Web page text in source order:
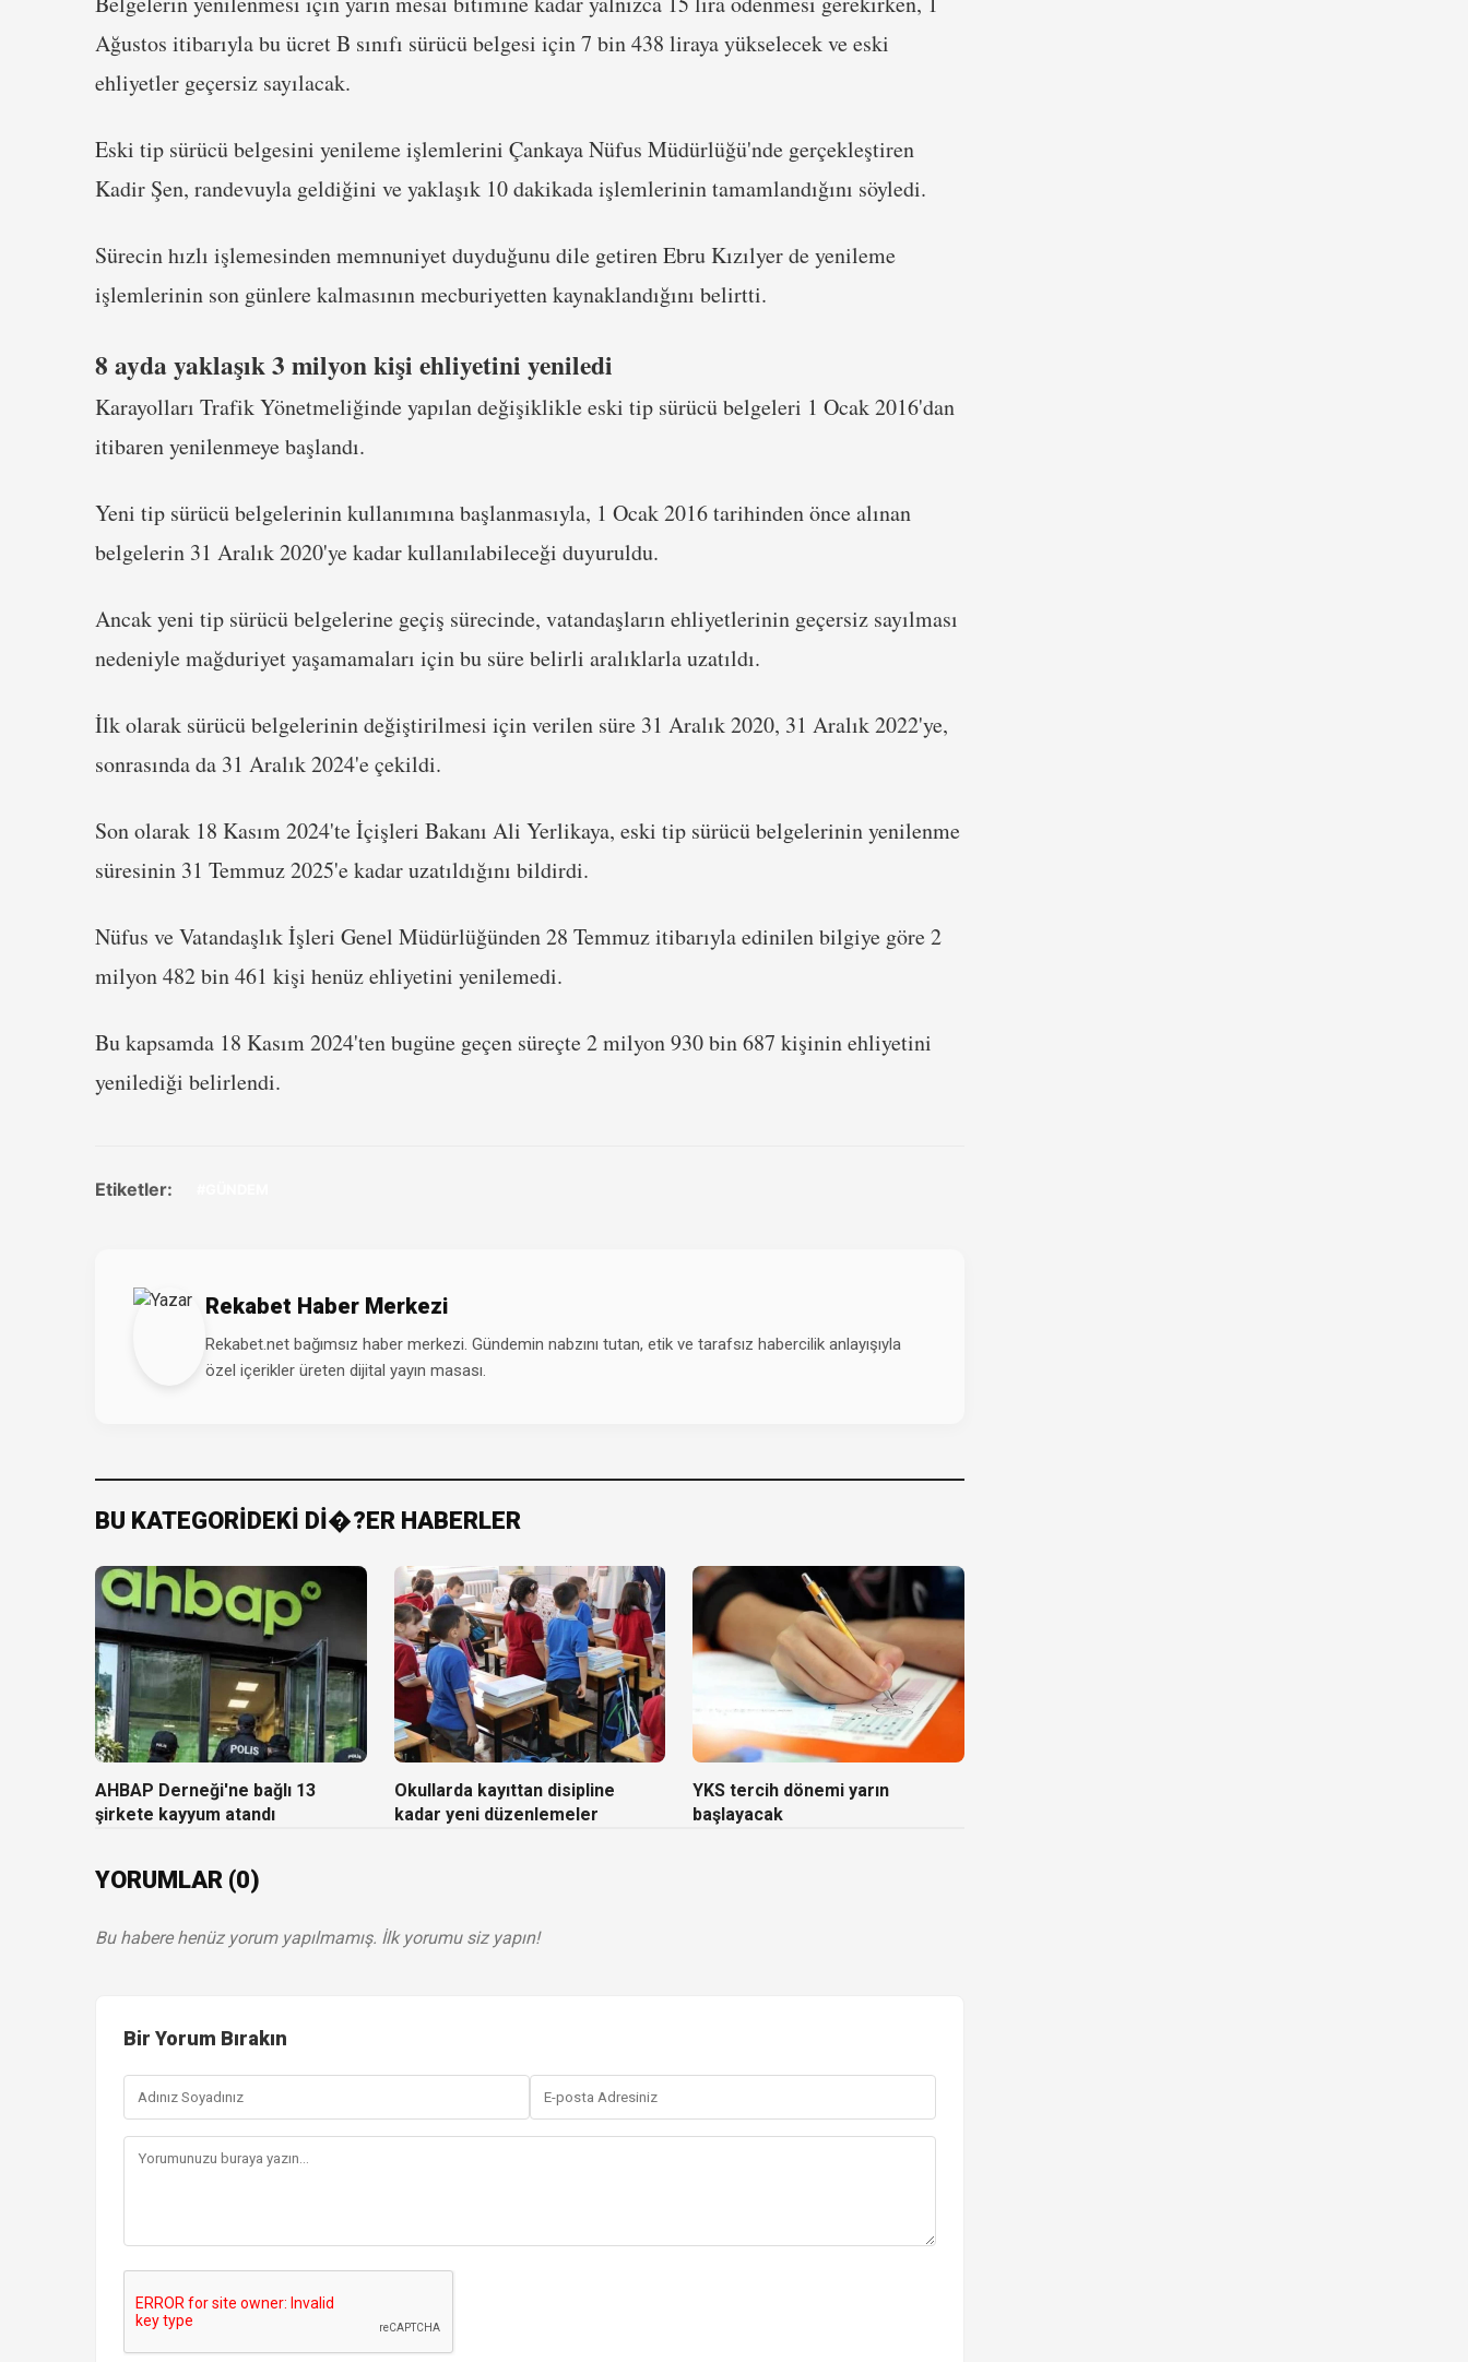
Ağustos itibarıyla bu ücret B sınıfı sürücü belgesi için 7 bin 438 liraya yükselecek ve eski
ehliyetler geçersiz sayılacak.
Eski tip sürücü belgesini yenileme işlemlerini Çankaya Nüfus Müdürlüğü'nde gerçekleştiren
Kadir Şen, randevuyla geldiğini ve yaklaşık 10 dakikada işlemlerinin tamamlandığını söyledi.
Sürecin hızlı işlemesinden memnuniyet duyduğunu dile getiren Ebru Kızılyer de yenileme
işlemlerinin son günlere kalmasının mecburiyetten kaynaklandığını belirtti.
8 ayda yaklaşık 3 milyon kişi ehliyetini yeniledi
Karayolları Trafik Yönetmeliğinde yapılan değişiklikle eski tip sürücü belgeleri 1 Ocak 2016'dan
itibaren yenilenmeye başlandı.
Yeni tip sürücü belgelerinin kullanımına başlanmasıyla, 1 Ocak 2016 tarihinden önce alınan
belgelerin 31 Aralık 2020'ye kadar kullanılabileceği duyuruldu.
Ancak yeni tip sürücü belgelerine geçiş sürecinde, vatandaşların ehliyetlerinin geçersiz sayılması
nedeniyle mağduriyet yaşamamaları için bu süre belirli aralıklarla uzatıldı.
İlk olarak sürücü belgelerinin değiştirilmesi için verilen süre 31 Aralık 2020, 31 Aralık 2022'ye,
sonrasında da 31 Aralık 2024'e çekildi.
Son olarak 18 Kasım 2024'te İçişleri Bakanı Ali Yerlikaya, eski tip sürücü belgelerinin yenilenme
süresinin 31 Temmuz 2025'e kadar uzatıldığını bildirdi.
Nüfus ve Vatandaşlık İşleri Genel Müdürlüğünden 28 Temmuz itibarıyla edinilen bilgiye göre 2
milyon 482 bin 461 kişi henüz ehliyetini yenilemedi.
Bu kapsamda 18 Kasım 2024'ten bugüne geçen süreçte 2 milyon 930 bin 687 kişinin ehliyetini
yenilediği belirlendi.
Etiketler:
Rekabet Haber Merkezi
Rekabet.net bağımsız haber merkezi. Gündemin nabzını tutan, etik ve tarafsız habercilik anlayışıyla
özel içerikler üreten dijital yayın masası.
BU KATEGORİDEKİ Dİ�?ER HABERLER
AHBAP Derneği'ne bağlı 13
şirkete kayyum atandı
Okullarda kayıttan disipline
kadar yeni düzenlemeler
YKS tercih dönemi yarın
başlayacak
YORUMLAR (0)
Bu habere henüz yorum yapılmamış. İlk yorumu siz yapın!
Bir Yorum Bırakın